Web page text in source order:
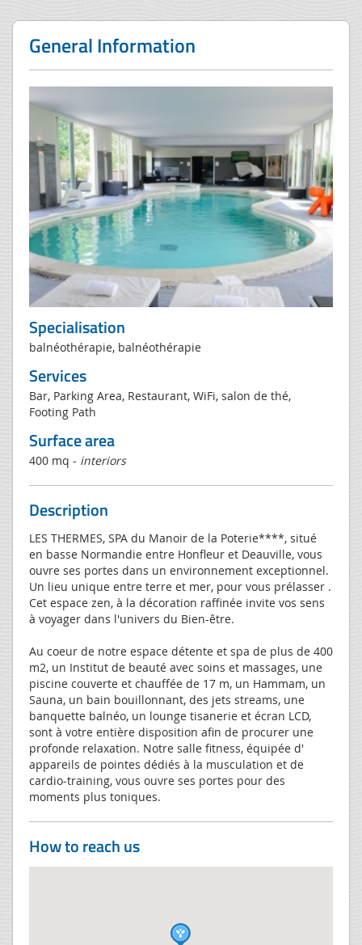
General Information
Specialisation
balnéothérapie, balnéothérapie
Services
Bar, Parking Area, Restaurant, WiFi, salon de thé,
Footing Path
Surface area
400 mq - interiors
Description
LES THERMES, SPA du Manoir de la Poterie****, situé
en basse Normandie entre Honfleur et Deauville, vous
ouvre ses portes dans un environnement exceptionnel.
Un lieu unique entre terre et mer, pour vous prélasser .
Cet espace zen, à la décoration raffinée invite vos sens
à voyager dans l'univers du Bien-être.
Au coeur de notre espace détente et spa de plus de 400
m2, un Institut de beauté avec soins et massages, une
piscine couverte et chauffée de 17 m, un Hammam, un
Sauna, un bain bouillonnant, des jets streams, une
banquette balnéo, un lounge tisanerie et écran LCD,
sont à votre entière disposition afin de procurer une
profonde relaxation. Notre salle fitness, équipée d'
appareils de pointes dédiés à la musculation et de
cardio-training, vous ouvre ses portes pour des
moments plus toniques.
How to reach us